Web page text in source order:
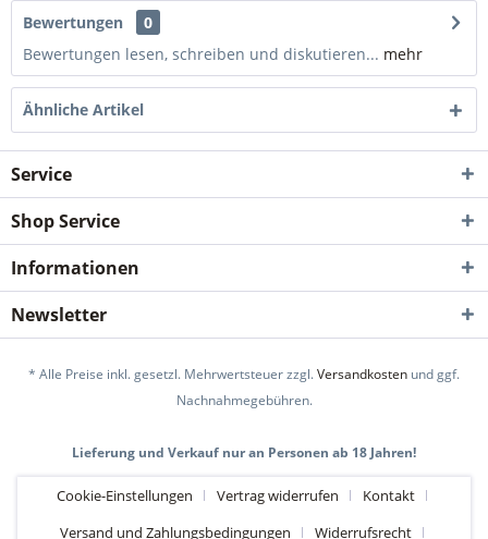
Bewertungen
0
Bewertungen lesen, schreiben und diskutieren... mehr
Ähnliche Artikel
Service
Shop Service
Informationen
Newsletter
* Alle Preise inkl. gesetzl. Mehrwertsteuer zzgl.Versandkosten und ggf.
Nachnahmegebühren.
Lieferung und Verkauf nur an Personen ab 18 Jahren!
Cookie-Einstellungen Vertrag widerrufen
Kontakt
Versand und Zahlungsbedingungen
Widerrufsrecht